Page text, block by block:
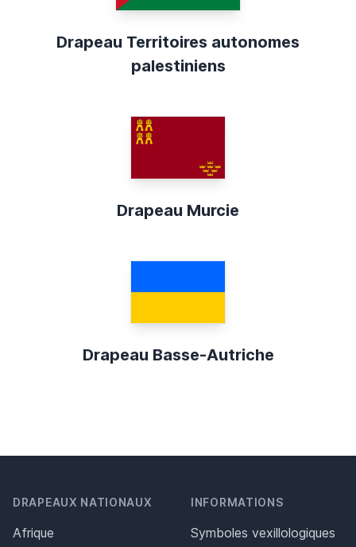
Drapeau Territoires autonomes
palestiniens
Drapeau Murcie
Drapeau Basse-Autriche
DRAPEAUX NATIONAUX
Afrique
INFORMATIONS
Symboles vexillologiques